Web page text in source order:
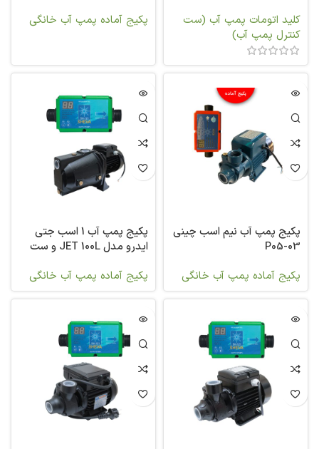
کلید اتومات پمپ آب (ست
کنترل پمپ آب)
پکیج آماده پمپ آب خانگی
پکیج پمپ آب نیم اسب چینی
P05-03
پکیج آماده پمپ آب خانگی
پکیج پمپ آب 1 اسب جتی
ایدرو مدل JET 100L و ست
پکیج آماده پمپ آب خانگی